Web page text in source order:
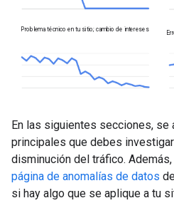
Problema técnico en tu sitio; cambio de intereses
En las siguientes secciones, se
principales que debes
disminución del tráfico.
página de anomalías de datos
si hay algo que se aplique a tu